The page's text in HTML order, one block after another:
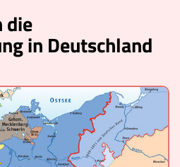
Quiz
mit!
die
in Deutschland